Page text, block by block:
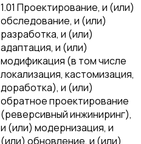
1.01 Проектирование, и (или)
обследование, и (или)
разработка, и (или)
адаптация, и (или)
модификация (в том числе
локализация, кастомизация,
доработка), и (или)
обратное проектирование
(реверсивный инжиниринг),
и (или) модернизация, и
(или) обновление, и (или)